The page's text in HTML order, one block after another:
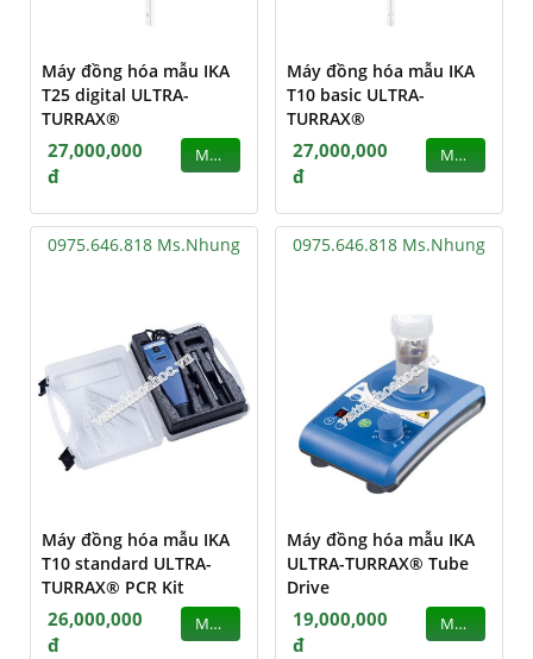
Máy đồng hóa mẫu IKA
T25 digital ULTRA-
TURRAX®
27,000,000
đ
MUA
Máy đồng hóa mẫu IKA
T10 basic ULTRA-
TURRAX®
27,000,000
đ
MUA
0975.646.818 Ms.Nhung
Máy đồng hóa mẫu IKA
T10 standard ULTRA-
TURRAX® PCR Kit
26,000,000
đ
MUA
0975.646.818 Ms.Nhung
Máy đồng hóa mẫu IKA
ULTRA-TURRAX® Tube
Drive
19,000,000
đ
MUA